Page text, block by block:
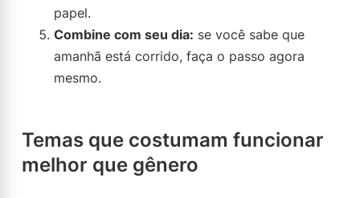
papel.
Combine com seu dia: se você sabe que
amanhã está corrido, faça o passo agora
mesmo.
Temas que costumam funcionar
melhor que gênero